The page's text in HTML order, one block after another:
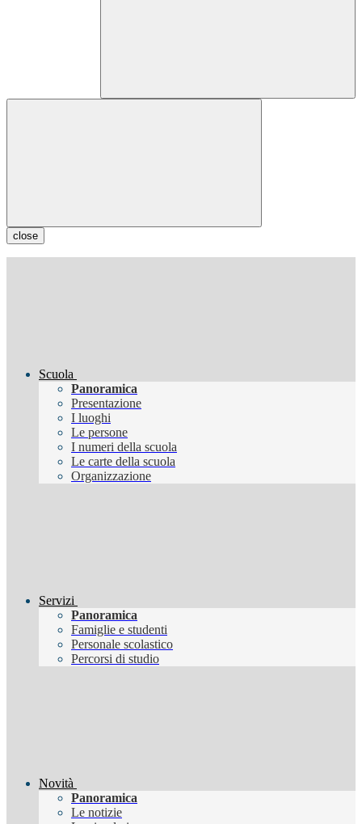
close
Scuola
Panoramica
Presentazione
I luoghi
Le persone
I numeri della scuola
Le carte della scuola
Organizzazione
Servizi
Panoramica
Famiglie e studenti
Personale scolastico
Percorsi di studio
Novità
Panoramica
Le notizie